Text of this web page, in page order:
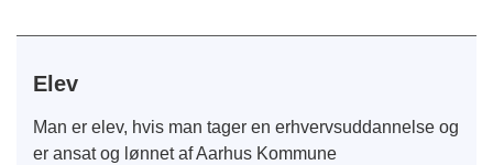
Elev
Man er elev, hvis man tager en erhvervsuddannelse og
er ansat og lønnet af Aarhus Kommune